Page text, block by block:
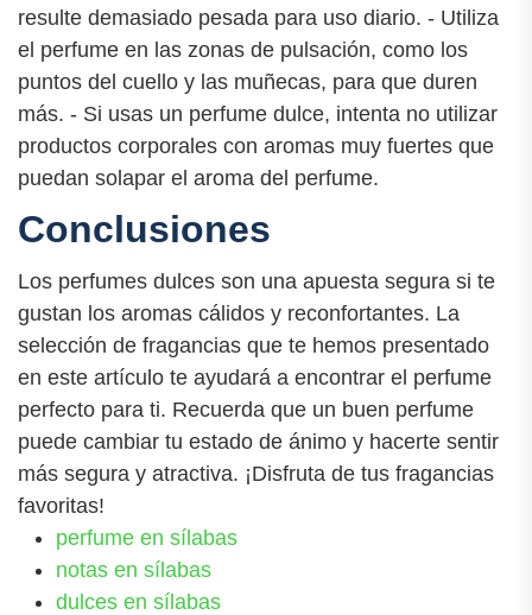
resulte demasiado pesada para uso diario. - Utiliza
el perfume en las zonas de pulsación, como los
puntos del cuello y las muñecas, para que duren
más. - Si usas un perfume dulce, intenta no utilizar
productos corporales con aromas muy fuertes que
puedan solapar el aroma del perfume.
Conclusiones
Los perfumes dulces son una apuesta segura si te
gustan los aromas cálidos y reconfortantes. La
selección de fragancias que te hemos presentado
en este artículo te ayudará a encontrar el perfume
perfecto para ti. Recuerda que un buen perfume
puede cambiar tu estado de ánimo y hacerte sentir
más segura y atractiva. ¡Disfruta de tus fragancias
favoritas!
perfume en sílabas
notas en sílabas
dulces en sílabas